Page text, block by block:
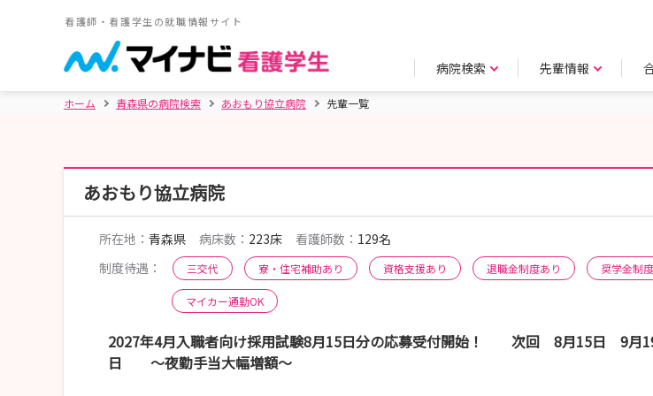
看護師・看護学生の就職情報サイト
病院検索 先輩情報
ホーム 青森県の病院検索 あおもり協立病院 先輩一覧
あおもり協立病院
所在地： 青森県 病床数： 223床 看護師数： 129名
制度待遇：
三交代 寮・住宅補助あり 資格支援あり 退職金制度あり 奨学金制
マイカー通勤OK
2027年4月入職者向け採用試験8月15日分の応募受付開始！ 次回 8月15日 9月
日 ～夜勤手当大幅増額～